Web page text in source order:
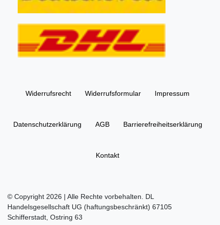
Widerrufs­recht Widerrufs­formular Impressum
Daten­schutz­erklärung AGB Barrierefreiheitserklärung
Kontakt
© Copyright 2026 | Alle Rechte vorbehalten. DL
Handelsgesellschaft UG (haftungsbeschränkt) 67105
Schifferstadt, Ostring 63